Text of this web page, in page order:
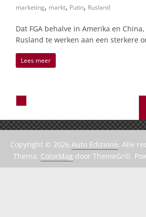
marketing, markt, Putin, Rusland
Dat FGA behalve in Amerika en
Rusland te werken aan een sterkere
Lees meer
Copyright © 2026 Auto Edizione. Alle
Thema: ColorMag door ThemeGrill.